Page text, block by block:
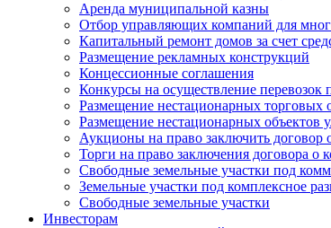
Аренда муниципальной казны
Отбор управляющих компаний для
Капитальный ремонт домов за счет
Размещение рекламных конструкций
Концессионные соглашения
Конкурсы на осуществление
Размещение нестационарных торговых
Размещение нестационарных объектов
Аукционы на право заключить договор
Торги на право заключения договора о
Свободные земельные участки под
Земельные участки под комплексное
Свободные земельные участки
Инвесторам